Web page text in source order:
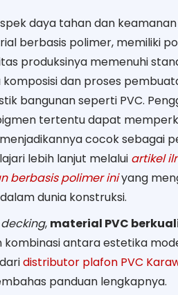
daya tahan dan
berbasis polimer, memiliki
produksinya memenuhi
dan proses
bangunan seperti PVC.
tertentu dapat
cocok sebagai
lebih lanjut melalui artikel
berbasis polimer iniyang
dunia konstruksi.
, material PVC
antara estetika
distributor plafon PVC
panduan lengkapnya.